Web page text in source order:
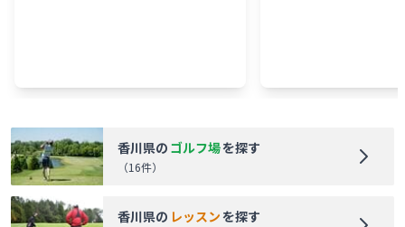
香川県の ゴルフ場を探す
（16件）
香川県の レッスンを探す